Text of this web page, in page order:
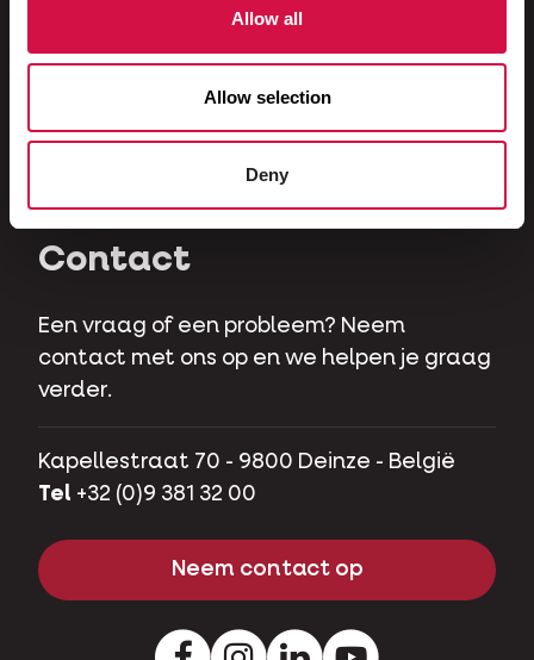
Allow all
Allow selection
Deny
Hoenders
Herbivoren
Contact
Een vraag of een probleem? Neem
contact met ons op en we helpen je graag
verder.
Kapellestraat 70 - 9800 Deinze - België
Tel +32 (0)9 381 32 00
Neem contact op
FacebookInstagramLinkedInYoutube